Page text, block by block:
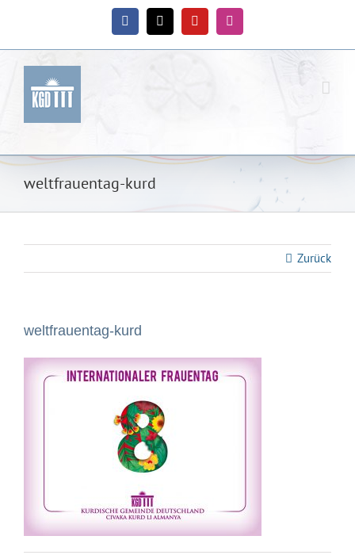
Facebook
X YouTubeInstagram
weltfrauentag-kurd
Zurück
weltfrauentag-kurd